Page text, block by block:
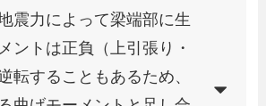
震力によって梁端部に生
ントは正負（上引張り・
転することもあるため、